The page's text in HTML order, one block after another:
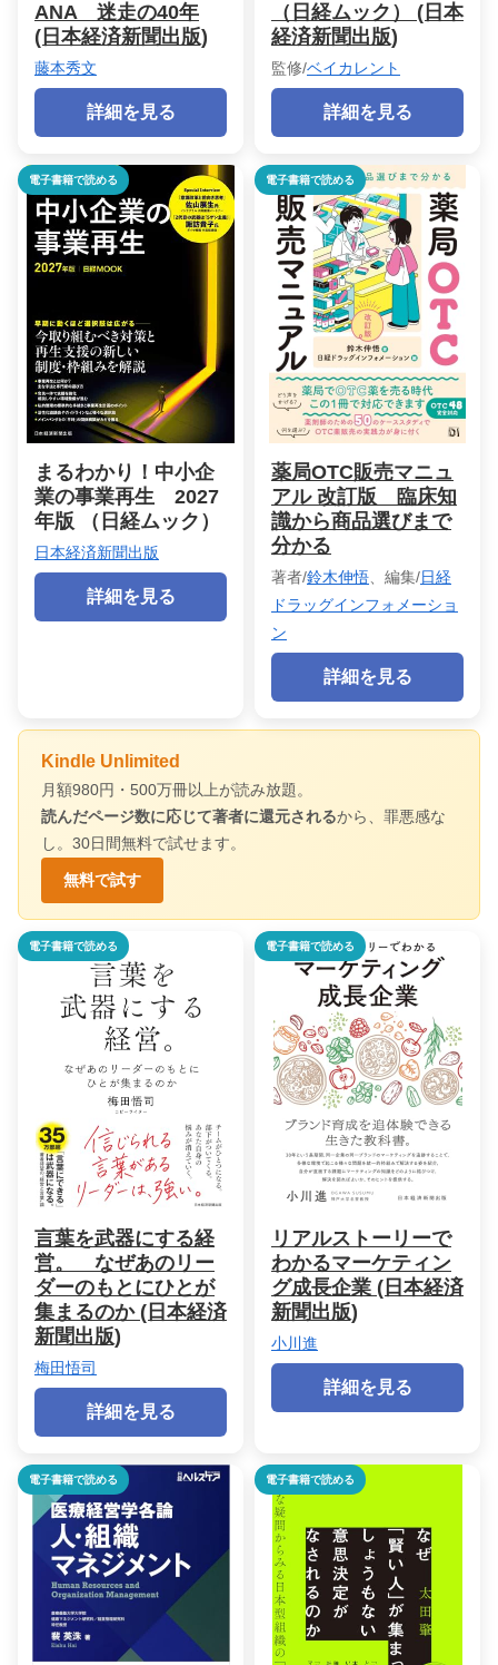
ANA 迷走の40年
(日本経済新聞出版)
藤本秀文
詳細を見る
（日経ムック） (日本
経済新聞出版)
監修/ベイカレント
詳細を見る
電子書籍で読める
まるわかり！中小企
業の事業再生 2027
年版 （日経ムック）
日本経済新聞出版
詳細を見る
電子書籍で読める
薬局OTC販売マニュ
アル 改訂版 臨床知
識から商品選びまで
分かる
著者/鈴木伸悟 、編集/日経
ドラッグインフォメーショ
ン
詳細を見る
Kindle Unlimited
月額980円・500万冊以上が読み放題。
読んだページ数に応じて著者に還元されるから、罪悪感な
し。30日間無料で試せます。
無料で試す
電子書籍で読める
言葉を武器にする経
営。 なぜあのリー
ダーのもとにひとが
集まるのか (日本経済
新聞出版)
梅田悟司
詳細を見る
電子書籍で読める
リアルストーリーで
わかるマーケティン
グ成長企業 (日本経済
新聞出版)
小川進
詳細を見る
電子書籍で読める 電子書籍で読める